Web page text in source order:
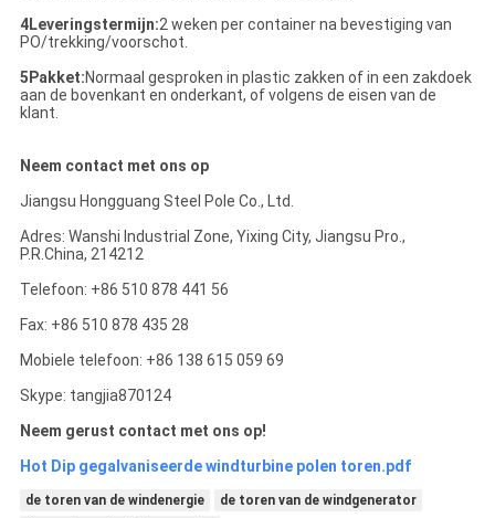
4Leveringstermijn:2 weken per container na bevestiging van
PO/trekking/voorschot.
5Pakket:Normaal gesproken in plastic zakken of in een zakdoek
aan de bovenkant en onderkant, of volgens de eisen van de
klant.
Neem contact met ons op
Jiangsu Hongguang Steel Pole Co., Ltd.
Adres: Wanshi Industrial Zone, Yixing City, Jiangsu Pro.,
P.R.China, 214212
Telefoon: +86 510 878 441 56
Fax: +86 510 878 435 28
Mobiele telefoon: +86 138 615 059 69
Skype: tangjia870124
Neem gerust contact met ons op!
Hot Dip gegalvaniseerde windturbine polen toren.pdf
de toren van de windenergie
de toren van de windgenerator